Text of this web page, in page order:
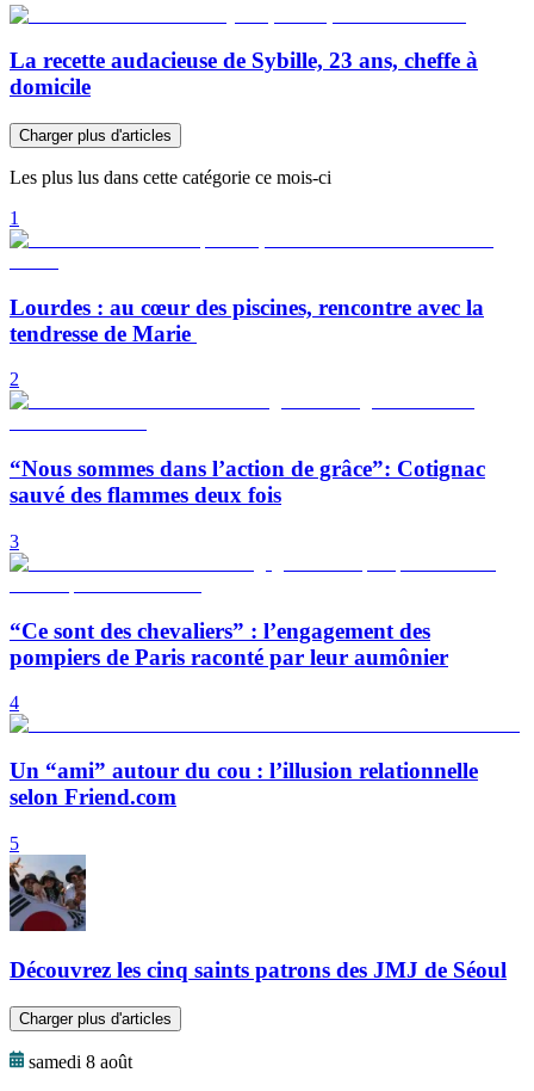
La recette audacieuse de Sybille, 23 ans, cheffe à
domicile
Charger plus d'articles
Les plus lus dans cette catégorie ce mois-ci
1
Lourdes : au cœur des piscines, rencontre avec la
tendresse de Marie
2
“Nous sommes dans l’action de grâce”: Cotignac
sauvé des flammes deux fois
3
“Ce sont des chevaliers” : l’engagement des
pompiers de Paris raconté par leur aumônier
4
Un “ami” autour du cou : l’illusion relationnelle
selon Friend.com
5
Découvrez les cinq saints patrons des JMJ de Séoul
Charger plus d'articles
samedi 8 août